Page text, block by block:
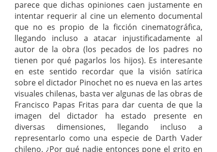
parece que dichas opiniones caen justamente en
intentar requerir al cine un elemento documental
que no es propio de la ficción cinematográfica,
llegando incluso a atacar injustificadamente al
autor de la obra (los pecados de los padres no
tienen por qué pagarlos los hijos). Es interesante
en este sentido recordar que la visión satírica
sobre el dictador Pinochet no es nueva en las artes
visuales chilenas, basta ver algunas de las obras de
Francisco Papas Fritas para dar cuenta de que la
imagen del dictador ha estado presente en
diversas dimensiones, llegando incluso a
representarlo como una especie de Darth Vader
chileno. ¿Por qué nadie entonces pone el grito en